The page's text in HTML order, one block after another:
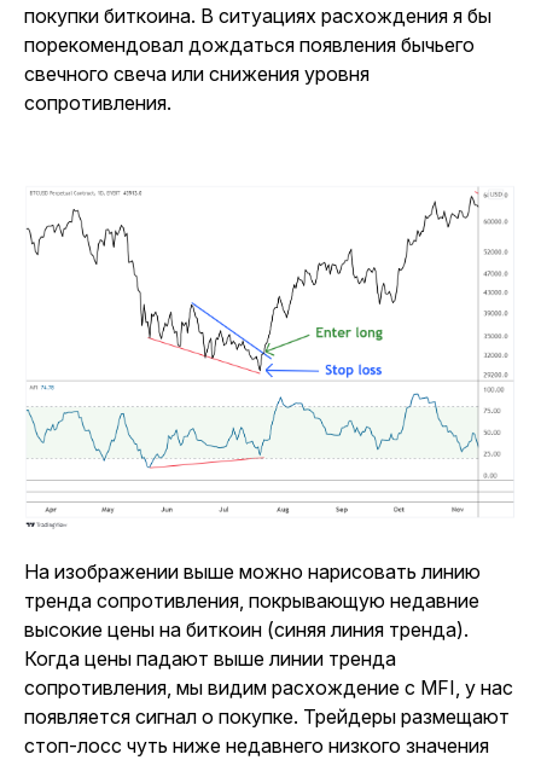
покупки биткоина. В ситуациях расхождения я бы
порекомендовал дождаться появления бычьего
свечного свеча или снижения уровня
сопротивления.
На изображении выше можно нарисовать линию
тренда сопротивления, покрывающую недавние
высокие цены на биткоин (синяя линия тренда).
Когда цены падают выше линии тренда
сопротивления, мы видим расхождение с MFI, у нас
появляется сигнал о покупке. Трейдеры размещают
стоп-лосс чуть ниже недавнего низкого значения